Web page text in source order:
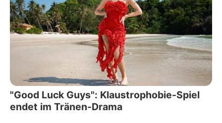
"Good Luck Guys": Klaustrophobie-Spiel
endet im Tränen-Drama